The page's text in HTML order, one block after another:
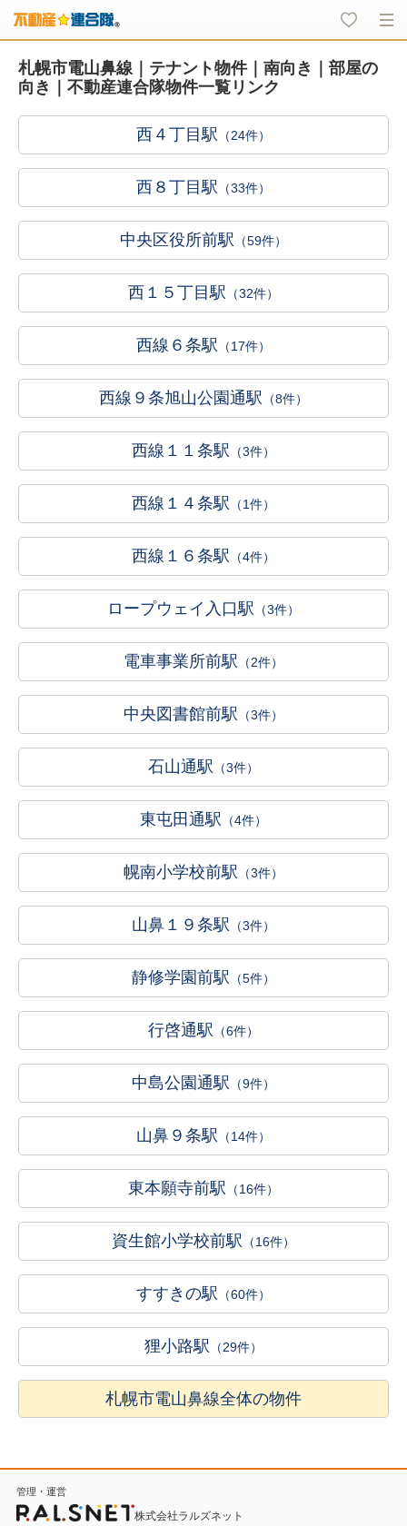
札幌市電山鼻線｜テナント物件｜南向き｜部屋の
向き｜不動産連合隊物件一覧リンク
西４丁目駅 （24件）
西８丁目駅 （33件）
中央区役所前駅 （59件）
西１５丁目駅 （32件）
西線６条駅 （17件）
西線９条旭山公園通駅 （8件）
西線１１条駅 （3件）
西線１４条駅 （1件）
西線１６条駅 （4件）
ロープウェイ入口駅 （3件）
電車事業所前駅 （2件）
中央図書館前駅 （3件）
石山通駅 （3件）
東屯田通駅 （4件）
幌南小学校前駅 （3件）
山鼻１９条駅 （3件）
静修学園前駅 （5件）
行啓通駅 （6件）
中島公園通駅 （9件）
山鼻９条駅 （14件）
東本願寺前駅 （16件）
資生館小学校前駅 （16件）
すすきの駅 （60件）
狸小路駅 （29件）
札幌市電山鼻線全体の物件
管理・運営
株式会社ラルズネット